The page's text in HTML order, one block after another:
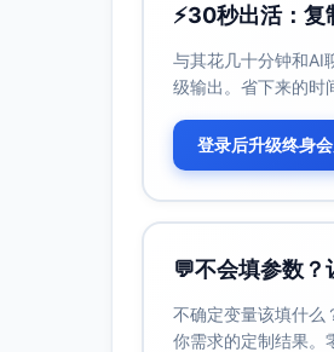
⚡30秒出活：
与其花几十分钟和AI
级输出。省下来的时
登录后升级终身
💬不会填参数？
不确定变量该填什么
你需求的定制结果。